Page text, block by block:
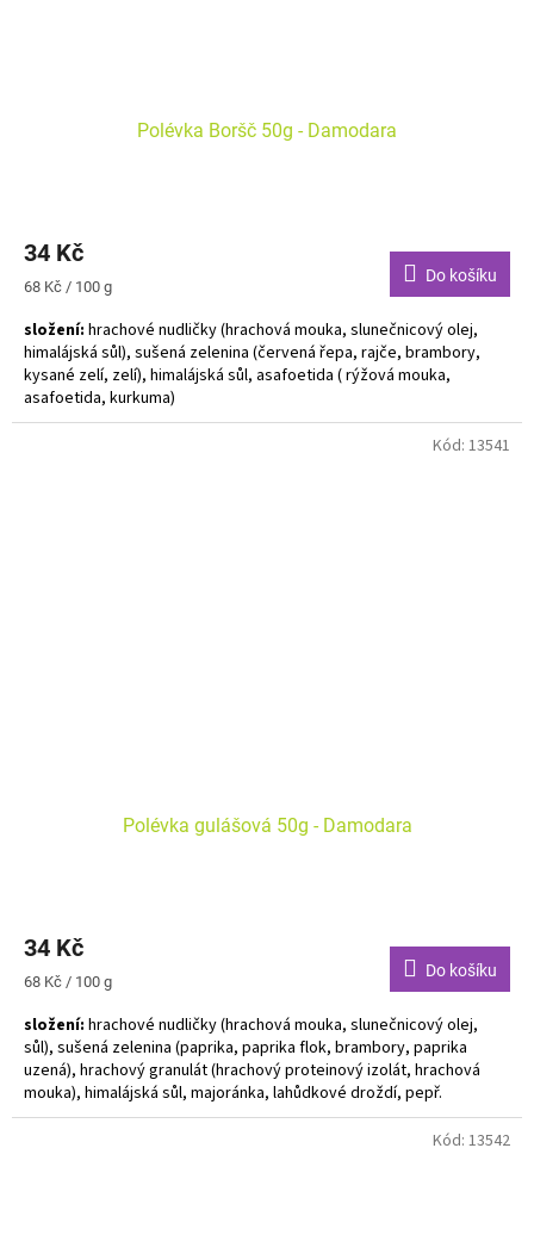
Polévka Boršč 50g - Damodara
34 Kč
Měrná
68 Kč / 100 g
Do košíku
složení: hrachové nudličky (hrachová mouka, slunečnicový olej,
himalájská sůl), sušená zelenina (červená řepa, rajče, brambory,
kysané zelí, zelí), himalájská sůl, asafoetida ( rýžová mouka,
asafoetida, kurkuma)
Alergeny uvedeny tučně. Bez lepku. Vegan. Bez GMO. Ruční výroba.
Polévka gulášová 50g - Damodara
34 Kč
Měrná
68 Kč / 100 g
Do košíku
složení: hrachové nudličky (hrachová mouka, slunečnicový olej,
sůl), sušená zelenina (paprika, paprika flok, brambory, paprika
uzená), hrachový granulát (hrachový proteinový izolát, hrachová
mouka), himalájská sůl, majoránka, lahůdkové droždí, pepř.
Alergeny uvedeny tučně. Bez lepku. Vegan. Bez GMO. Ruční výroba.
Kód: 13541
Kód: 13542